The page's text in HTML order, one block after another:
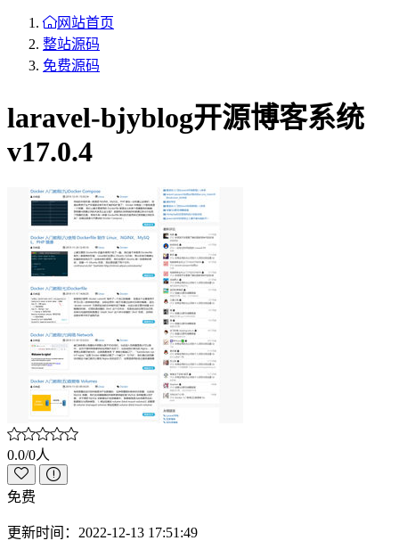
网站首页
整站源码
免费源码
laravel-bjyblog开源博客系统
v17.0.4
0.0/0人
免费
更新时间： 2022-12-13 17:51:49